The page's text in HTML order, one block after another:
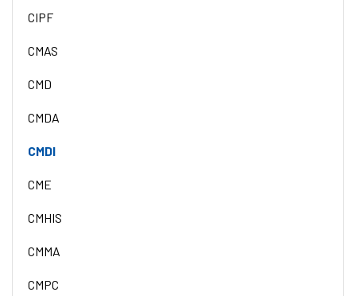
CIPF
CMAS
CMD
CMDA
CMDI
CME
CMHIS
CMMA
CMPC